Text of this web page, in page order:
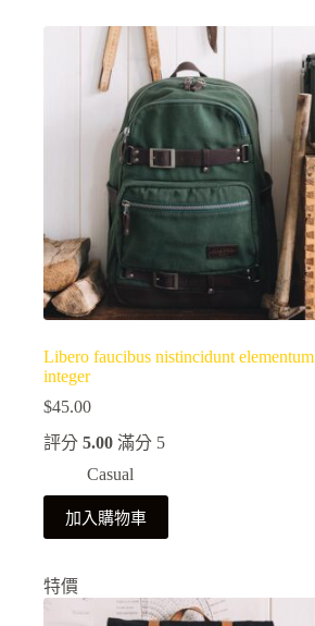
Libero faucibus nistincidunt elementum
integer
$45.00
評分 5.00 滿分 5
Casual
加入購物車
特價